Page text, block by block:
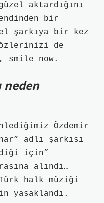
aktardığını
bir
şarkıya bir kez
de
smile now.
neden
Özdemir
adlı şarkısı
için”
alındı…
halk müziği